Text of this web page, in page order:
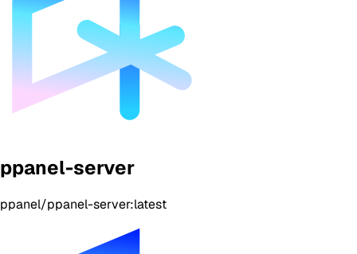
ppanel-server
ppanel/ppanel-server:latest